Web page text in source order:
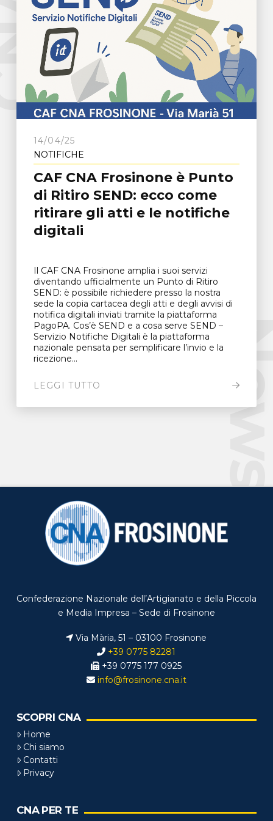
14/04/25
NOTIFICHE
CAF CNA Frosinone è Punto
di Ritiro SEND: ecco come
ritirare gli atti e le notifiche
digitali
Il CAF CNA Frosinone amplia i suoi servizi
diventando ufficialmente un Punto di Ritiro
SEND: è possibile richiedere presso la nostra
sede la copia cartacea degli atti e degli avvisi di
notifica digitali inviati tramite la piattaforma
PagoPA. Cos’è SEND e a cosa serve SEND –
Servizio Notifiche Digitali è la piattaforma
nazionale pensata per semplificare l’invio e la
ricezione...
LEGGI TUTTO
Confederazione Nazionale dell’Artigianato e della Piccola
e Media Impresa – Sede di Frosinone
Via Mària, 51 – 03100 Frosinone
+39 0775 82281
+39 0775 177 0925
info@frosinone.cna.it
SCOPRI CNA
Home
Chi siamo
Contatti
Privacy
CNA PER TE